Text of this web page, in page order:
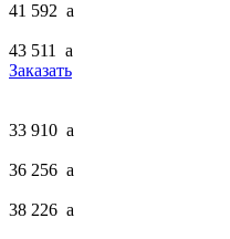
41 592 a
43 511 a
Заказать
33 910 a
36 256 a
38 226 a